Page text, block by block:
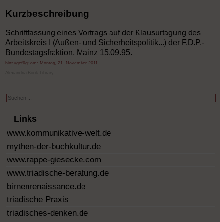
Suchen
Links
www.kommunikative-welt.de
mythen-der-buchkultur.de
www.rappe-giesecke.com
www.triadische-beratung.de
birnenrenaissance.de
triadische Praxis
triadisches-denken.de
Kurzbeschreibung
Schriftfassung eines Vortrags auf der Klausurtagung des
Arbeitskreis I (Außen- und Sicherheitspolitik...) der F.D.P.-
Bundestagsfraktion, Mainz 15.09.95.
hinzugefügt am: Montag, 21. November 2011